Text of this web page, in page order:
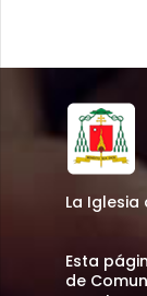
La
Esta
de